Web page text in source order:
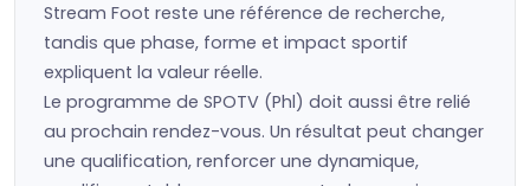
Stream Foot reste une référence de recherche,
tandis que phase, forme et impact sportif
expliquent la valeur réelle.
Le programme de SPOTV (Phl) doit aussi être relié
au prochain rendez-vous. Un résultat peut changer
une qualification, renforcer une dynamique,